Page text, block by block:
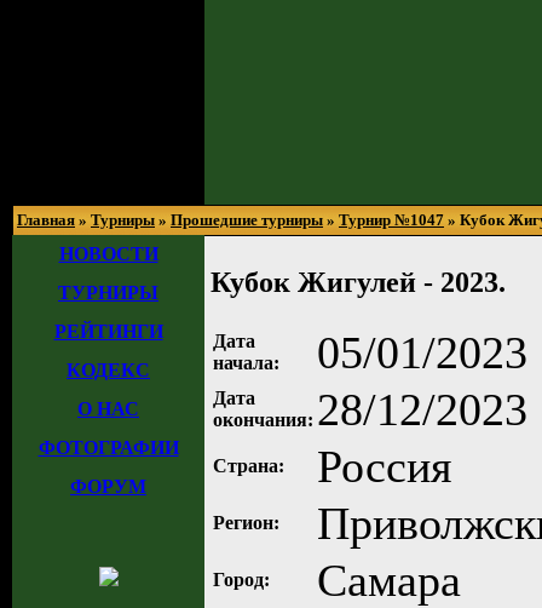
Главная » Турниры » Прошедшие турниры » Турнир №1047 » Кубок
НОВОСТИ
ТУРНИРЫ
РЕЙТИНГИ
КОДЕКС
О НАС
ФОТОГРАФИИ
ФОРУМ
Кубок Жигулей - 2023.
Дата
начала:
05/01/2023
Дата
окончания: 28/12/2023
Страна: Россия
Регион:
Город: Самара